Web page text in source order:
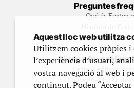
Preguntes
Qué és
Qui gestiona
Ajuda a fer créixer
Feste’n editor/
Subscriu-t’hi/Feste’n
Aquest lloc web utilitza
Utilitzem cookies pròpies
l’experiència d’usuari,
vostra navegació al web i
contingut. Podeu